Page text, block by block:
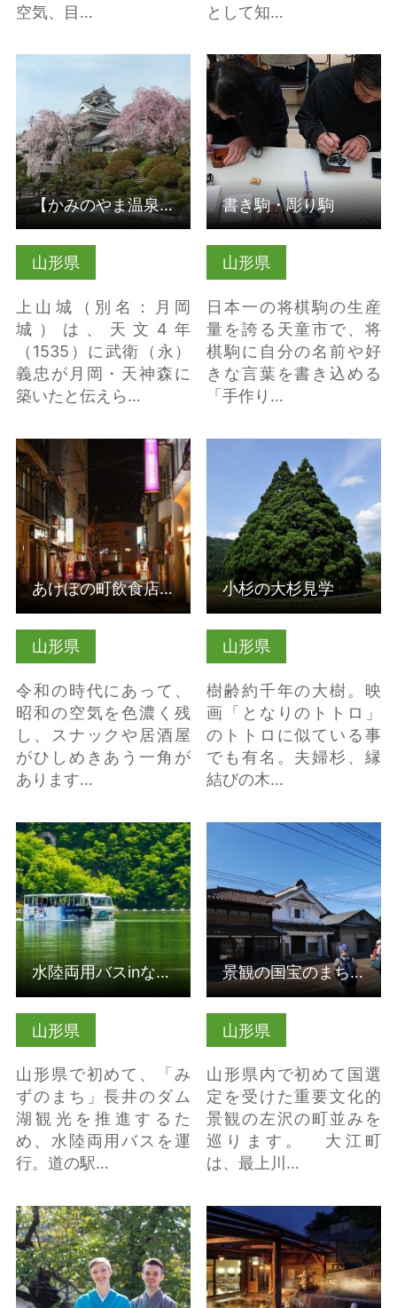
空気、目…
として知…
山形県
上山城（別名：月岡
城）は、天文4年
（1535）に武衛（永）
義忠が月岡・天神森に
築いたと伝えら…
山城郷土資料館 の詳細
はこちら
【かみのやま温泉】上山城郷土資料館
山形県
日本一の将棋駒の生産
量を誇る天童市で、将
棋駒に自分の名前や好
きな言葉を書き込める
「手作り…
書き駒・彫り駒 の詳細
はこちら
書き駒・彫り駒
山形県
令和の時代にあって、
昭和の空気を色濃く残
し、スナックや居酒屋
がひしめきあう一角が
あります…
あけぼの町飲食店街 の
詳細はこちら
あけぼの町飲食店街
山形県
樹齢約千年の大樹。映
画「となりのトトロ」
のトトロに似ている事
でも有名。夫婦杉、縁
結びの木…
小杉の大杉見学
山形県
山形県で初めて、「み
ずのまち」長井のダム
湖観光を推進するた
め、水陸両用バスを運
行。道の駅…
水陸両用バスinながい百
秋湖 の詳細はこちら
水陸両用バスinながい百秋湖
山形県
山形県内で初めて国選
定を受けた重要文化的
景観の左沢の町並みを
巡ります。 大江町
は、最上川…
景観の国宝のまち“左
沢”めぐり の詳細はこち
ら
景観の国宝のまち“左沢”めぐり
米沢織などの着付け体
験とまち歩き の詳細は
こちら
赤湯温泉 の詳細はこち
ら